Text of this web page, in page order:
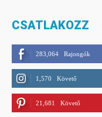
CSATLAKOZZ
283,064 Rajongók
1,570 Követő
21,681 Követő